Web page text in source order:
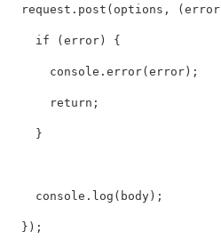
request . post ( options , ( error
if ( error ) {
console . error( error );
return ;
}
console . log ( body );
});